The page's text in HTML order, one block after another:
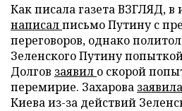
Как писала газета ВЗГЛЯД,
написалписьмо Путину с
переговоров, однако
Зеленского Путину
Долгов заявил о скорой
перемирие. Захарова
Киева из-за действий